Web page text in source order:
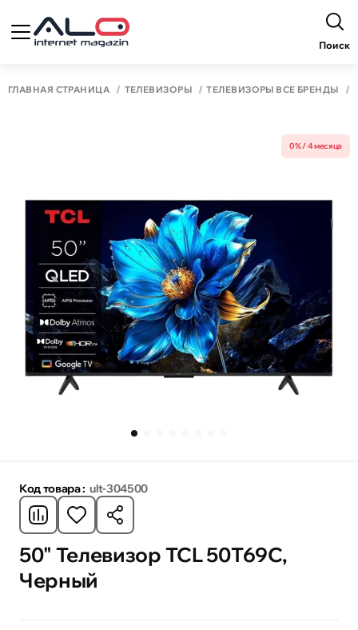
Поиск
ГЛАВНАЯ СТРАНИЦА ТЕЛЕВИЗОРЫ ТЕЛЕВИЗОРЫ ВСЕ БРЕНДЫ
0% / 4 месяца
Код товара : ult-304500
50" Телевизор TCL 50T69C,
Черный